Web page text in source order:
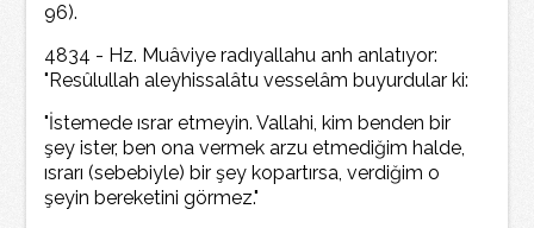
96).
4834 - Hz. Muâviye radıyallahu anh anlatıyor:
"Resûlullah aleyhissalâtu vesselâm buyurdular ki:
"İstemede ısrar etmeyin. Vallahi, kim benden bir
şey ister, ben ona vermek arzu etmediğim halde,
ısrarı (sebebiyle) bir şey kopartırsa, verdiğim o
şeyin bereketini görmez."